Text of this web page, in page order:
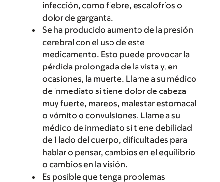
infección, como fiebre, escalofríos o
dolor de garganta.
Se ha producido aumento de la presión
cerebral con el uso de este
medicamento. Esto puede provocar la
pérdida prolongada de la vista y, en
ocasiones, la muerte. Llame a su médico
de inmediato si tiene dolor de cabeza
muy fuerte, mareos, malestar estomacal
o vómito o convulsiones. Llame a su
médico de inmediato si tiene debilidad
de 1 lado del cuerpo, dificultades para
hablar o pensar, cambios en el equilibrio
o cambios en la visión.
Es posible que tenga problemas